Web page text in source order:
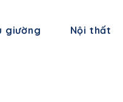
giường Nội thất